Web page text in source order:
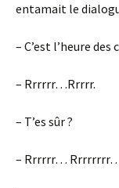
entamait le
– C’est l’heure
– Rrrrrr…Rrrrr.
– T’es sûr ?
– Rrrrrr…